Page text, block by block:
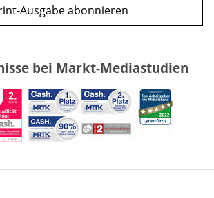
Ausgabe abonnieren
bei Markt-Mediastudien